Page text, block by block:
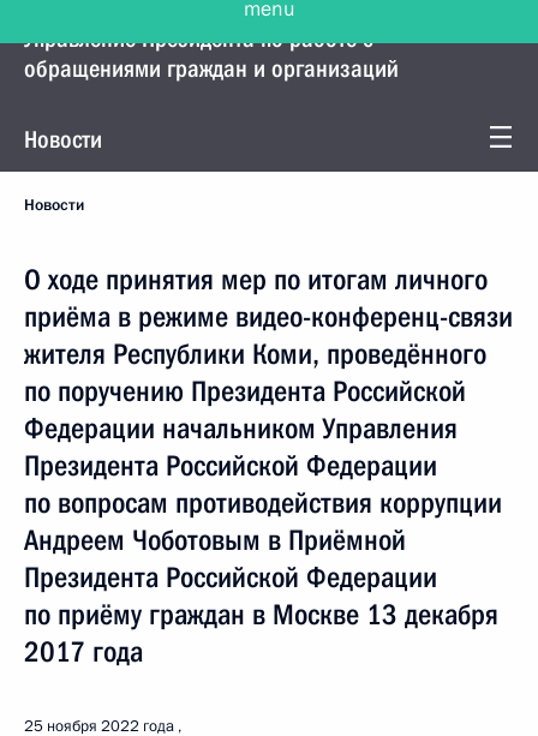
Управление Президента по работе с
обращениями граждан и организаций
Новости
Новости
О ходе принятия мер по итогам личного
приёма в режиме видео-конференц-связи
жителя Республики Коми, проведённого
по поручению Президента Российской
Федерации начальником Управления
Президента Российской Федерации
по вопросам противодействия коррупции
Андреем Чоботовым в Приёмной
Президента Российской Федерации
по приёму граждан в Москве 13 декабря
2017 года
25 ноября 2022 года